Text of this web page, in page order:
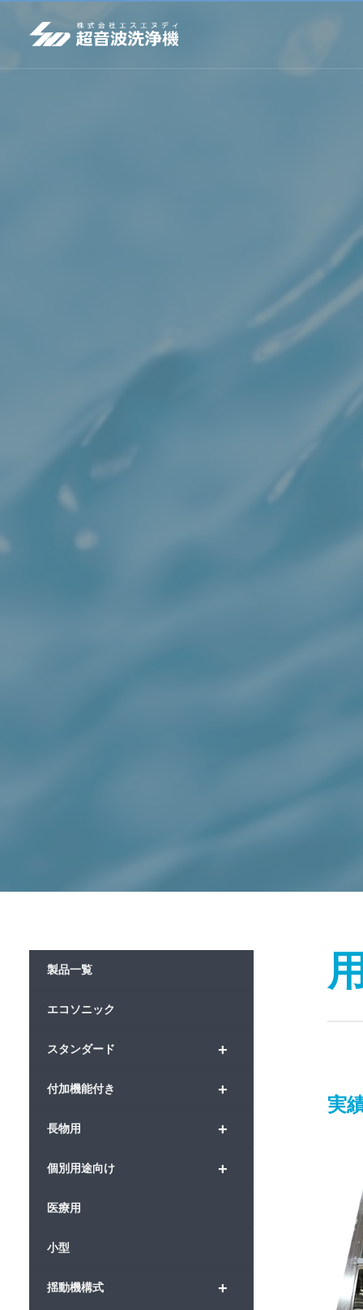
製品一覧
エコソニック
+
スタンダード
+
付加機能付き
+
長物用
+
個別用途向け
医療用
小型
+
揺動機構式
実